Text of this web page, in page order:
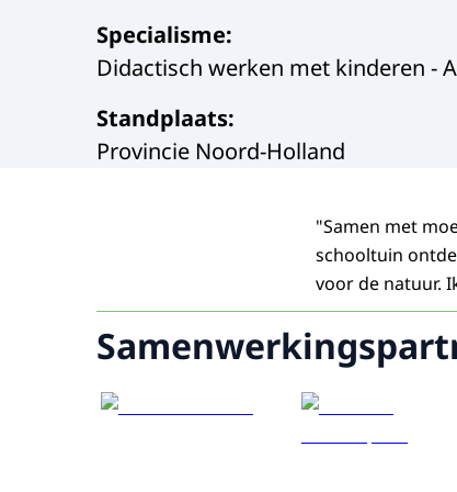
Specialisme:
Didactisch werken met kinderen -
Standplaats:
Provincie Noord-Holland
"Samen met
schooltuin
voor de natuur.